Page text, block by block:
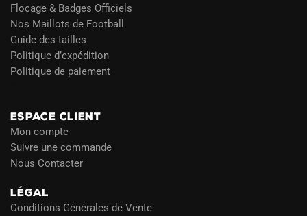
Flocage & Badges Officiels
Nos Maillots de Football
Guide des tailles
Politique d’expédition
Politique de paiement
ESPACE CLIENT
Mon compte
Suivre une commande
Nous Contacter
LÉGAL
Conditions Générales de Vente